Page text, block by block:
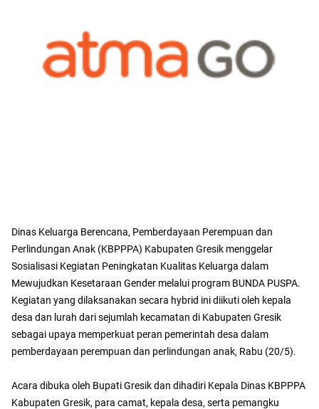
Dinas Keluarga Berencana, Pemberdayaan Perempuan dan
Perlindungan Anak (KBPPPA) Kabupaten Gresik menggelar
Sosialisasi Kegiatan Peningkatan Kualitas Keluarga dalam
Mewujudkan Kesetaraan Gender melalui program BUNDA PUSPA.
Kegiatan yang dilaksanakan secara hybrid ini diikuti oleh kepala
desa dan lurah dari sejumlah kecamatan di Kabupaten Gresik
sebagai upaya memperkuat peran pemerintah desa dalam
pemberdayaan perempuan dan perlindungan anak, Rabu (20/5).
Acara dibuka oleh Bupati Gresik dan dihadiri Kepala Dinas KBPPPA
Kabupaten Gresik, para camat, kepala desa, serta pemangku